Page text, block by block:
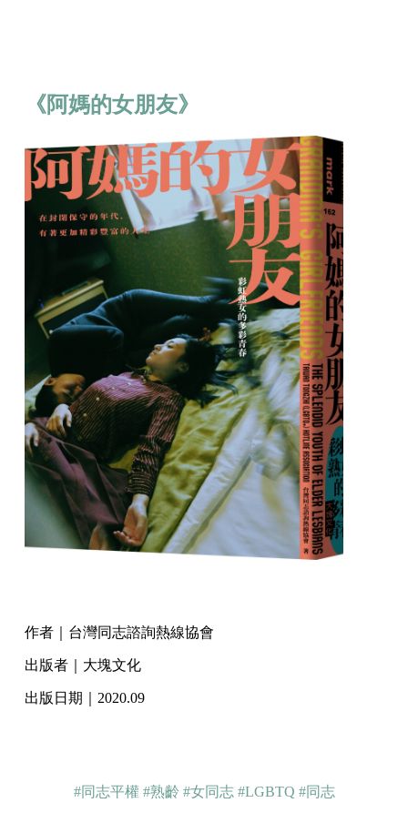
《阿媽的女朋友》
作者｜台灣同志諮詢熱線協會
出版者｜大塊文化
出版日期｜2020.09
#同志平權 #熟齡 #女同志 #LGBTQ #同志